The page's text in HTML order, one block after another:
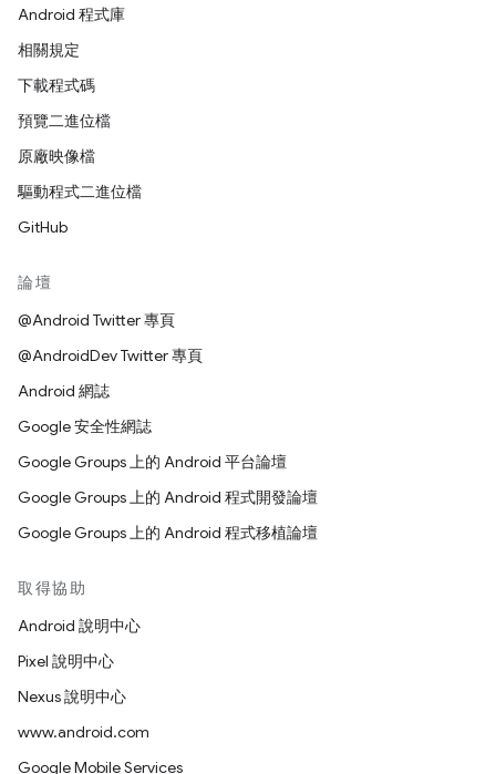
Android 程式庫
相關規定
下載程式碼
預覽二進位檔
原廠映像檔
驅動程式二進位檔
GitHub
論壇
@Android Twitter 專頁
@AndroidDev Twitter 專頁
Android 網誌
Google 安全性網誌
Google Groups 上的 Android 平台論壇
Google Groups 上的 Android 程式開發論壇
Google Groups 上的 Android 程式移植論壇
取得協助
Android 說明中心
Pixel 說明中心
Nexus 說明中心
www.android.com
Google Mobile Services